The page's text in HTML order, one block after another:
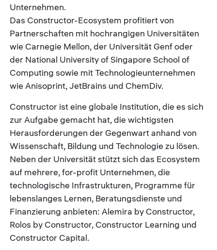
Unternehmen.
Das Constructor-Ecosystem profitiert von
Partnerschaften mit hochrangigen Universitäten
wie Carnegie Mellon, der Universität Genf oder
der National University of Singapore School of
Computing sowie mit Technologieunternehmen
wie Anisoprint, JetBrains und ChemDiv.
Constructor ist eine globale Institution, die es sich
zur Aufgabe gemacht hat, die wichtigsten
Herausforderungen der Gegenwart anhand von
Wissenschaft, Bildung und Technologie zu lösen.
Neben der Universität stützt sich das Ecosystem
auf mehrere, for-profit Unternehmen, die
technologische Infrastrukturen, Programme für
lebenslanges Lernen, Beratungsdienste und
Finanzierung anbieten: Alemira by Constructor,
Rolos by Constructor, Constructor Learning und
Constructor Capital.